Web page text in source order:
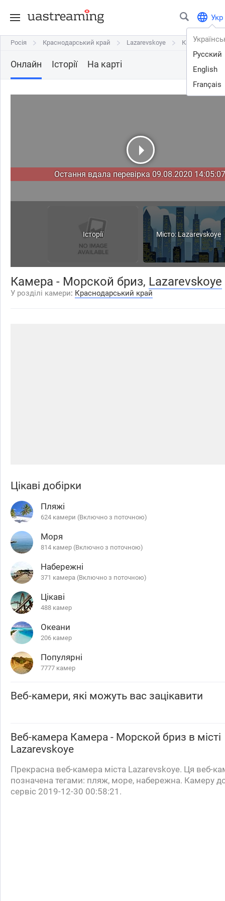
Укр
Русский
English
Français
Росія Краснодарський край Lazarevskoye Камера -
Росія Краснодарський край Lazarevskoye Камера -
Онлайн Історії На карті
Остання вдала перевірка 09.08.2020
Історії Місто: Lazarevskoye
Камера - Морской бриз, Lazarevskoye
У розділі камери: Краснодарський край
Цікаві добірки
Пляжі
624 камери (Включно з поточною)
Моря
814 камер (Включно з поточною)
Набережні
371 камера (Включно з поточною)
Цікаві
488 камер
Океани
206 камер
Популярні
7777 камер
Веб-камери, які можуть вас зацікавити
Веб-камера Камера - Морской бриз в місті
Lazarevskoye
Прекрасна веб-камера міста Lazarevskoye. Ця веб-
позначена тегами: пляж, море, набережна. Камеру
сервіс 2019-12-30 00:58:21.